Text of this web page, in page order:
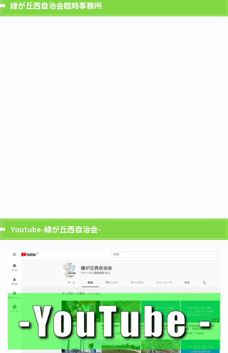
緑が丘西自治会臨時事務所
Youtube-緑が丘西自治会-